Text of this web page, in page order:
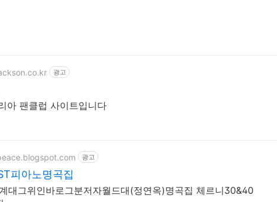
광고
아 팬클럽 사이트입니다
광고
피아노명곡집
대그위인바로그분저자월드대(정연옥)명곡집 체르니30&40